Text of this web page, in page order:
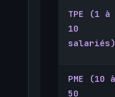
TPE (1 à
10
salariés)
PME (10 à
50